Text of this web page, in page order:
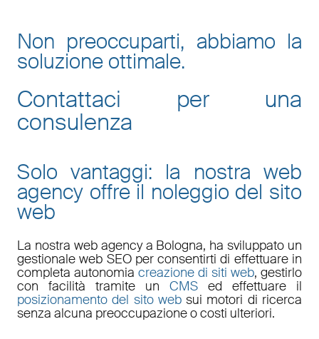
Non preoccuparti, abbiamo la
soluzione ottimale.
Contattaci per una
consulenza
Solo vantaggi: la nostra web
agency offre il noleggio del sito
web
La nostra web agency a Bologna, ha sviluppato un
gestionale web SEOper consentirti di effettuare in
completa autonomia creazione di siti web, gestirlo
con facilità tramite un CMS ed effettuare il
posizionamento del sito websui motori di ricerca
senza alcuna preoccupazione o costi ulteriori.